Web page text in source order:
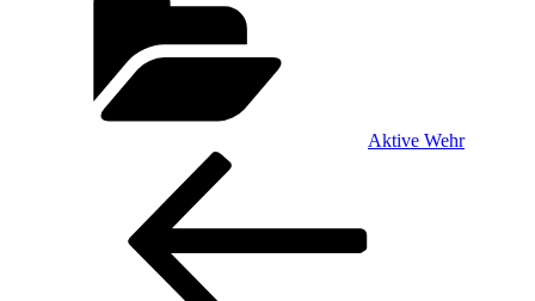
Aktive Wehr
Beitragsnavigation